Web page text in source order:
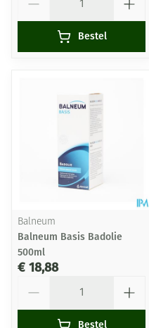
Bestel
Balneum
Balneum Basis Badolie
500ml
€ 18,88
Bestel